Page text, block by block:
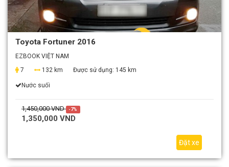
Toyota Fortuner 2016
EZBOOK VIỆT NAM
7
132 km Được sử dụng: 145 km
Nước suối
1,450,000 VND -7%
1,350,000 VND
Đặt xe